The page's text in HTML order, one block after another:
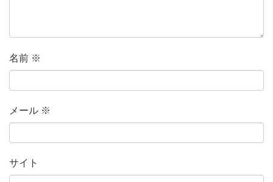
名前 ※
メール ※
サイト